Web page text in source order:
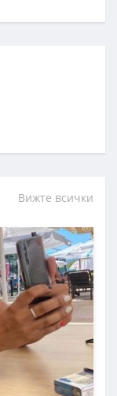
Вижте всички